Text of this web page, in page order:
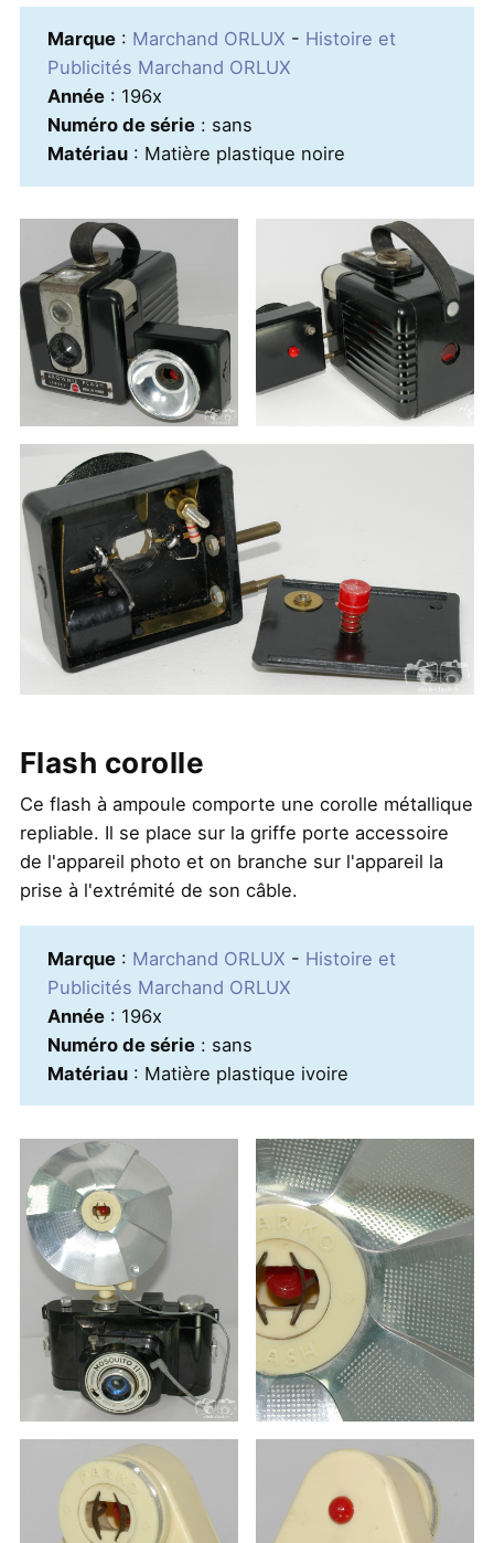
Marque: Marchand ORLUX - Histoire et
Publicités Marchand ORLUX
Année: 196x
Numéro de série: sans
Matériau: Matière plastique noire
Flash corolle
Ce flash à ampoule comporte une corolle métallique
repliable. Il se place sur la griffe porte accessoire
de l'appareil photo et on branche sur l'appareil la
prise à l'extrémité de son câble.
Marque: Marchand ORLUX - Histoire et
Publicités Marchand ORLUX
Année: 196x
Numéro de série: sans
Matériau: Matière plastique ivoire